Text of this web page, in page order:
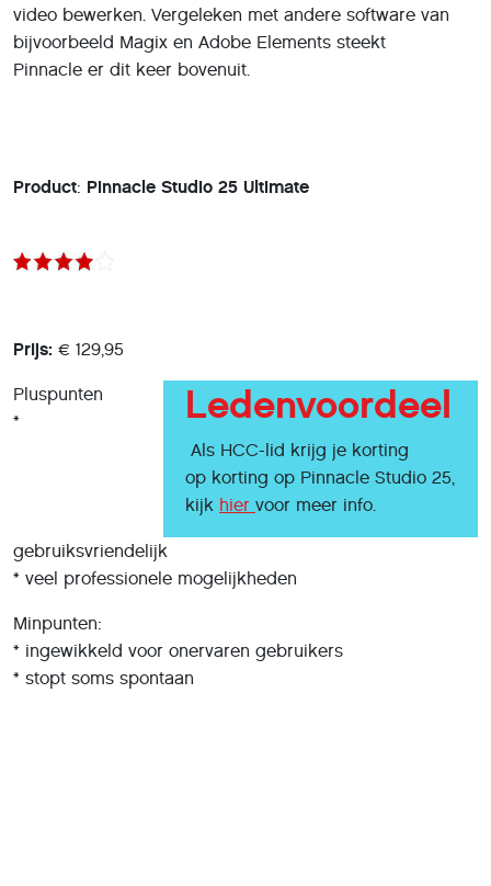
video bewerken. Vergeleken met andere software van
bijvoorbeeld Magix en Adobe Elements steekt
Pinnacle er dit keer bovenuit.
Product: Pinnacle Studio 25 Ultimate
Prijs: € 129,95
Ledenvoordeel
Als HCC-lid krijg je korting
op korting op Pinnacle Studio 25,
kijk hier voor meer info.
Pluspunten
*
gebruiksvriendelijk
* veel professionele mogelijkheden
Minpunten:
* ingewikkeld voor onervaren gebruikers
* stopt soms spontaan